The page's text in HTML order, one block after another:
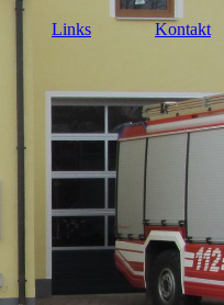
Links Kontakt